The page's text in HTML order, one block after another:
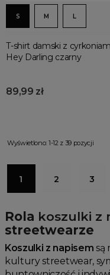
S M L
T-shirt damski z
Hey Darling czarny
89,99 zł
Wyświetlono: 1-12 z 39 pozycji
1 2 3
Rola koszulki z
streetwearze
Koszulki z napisem są
kultury streetwear,